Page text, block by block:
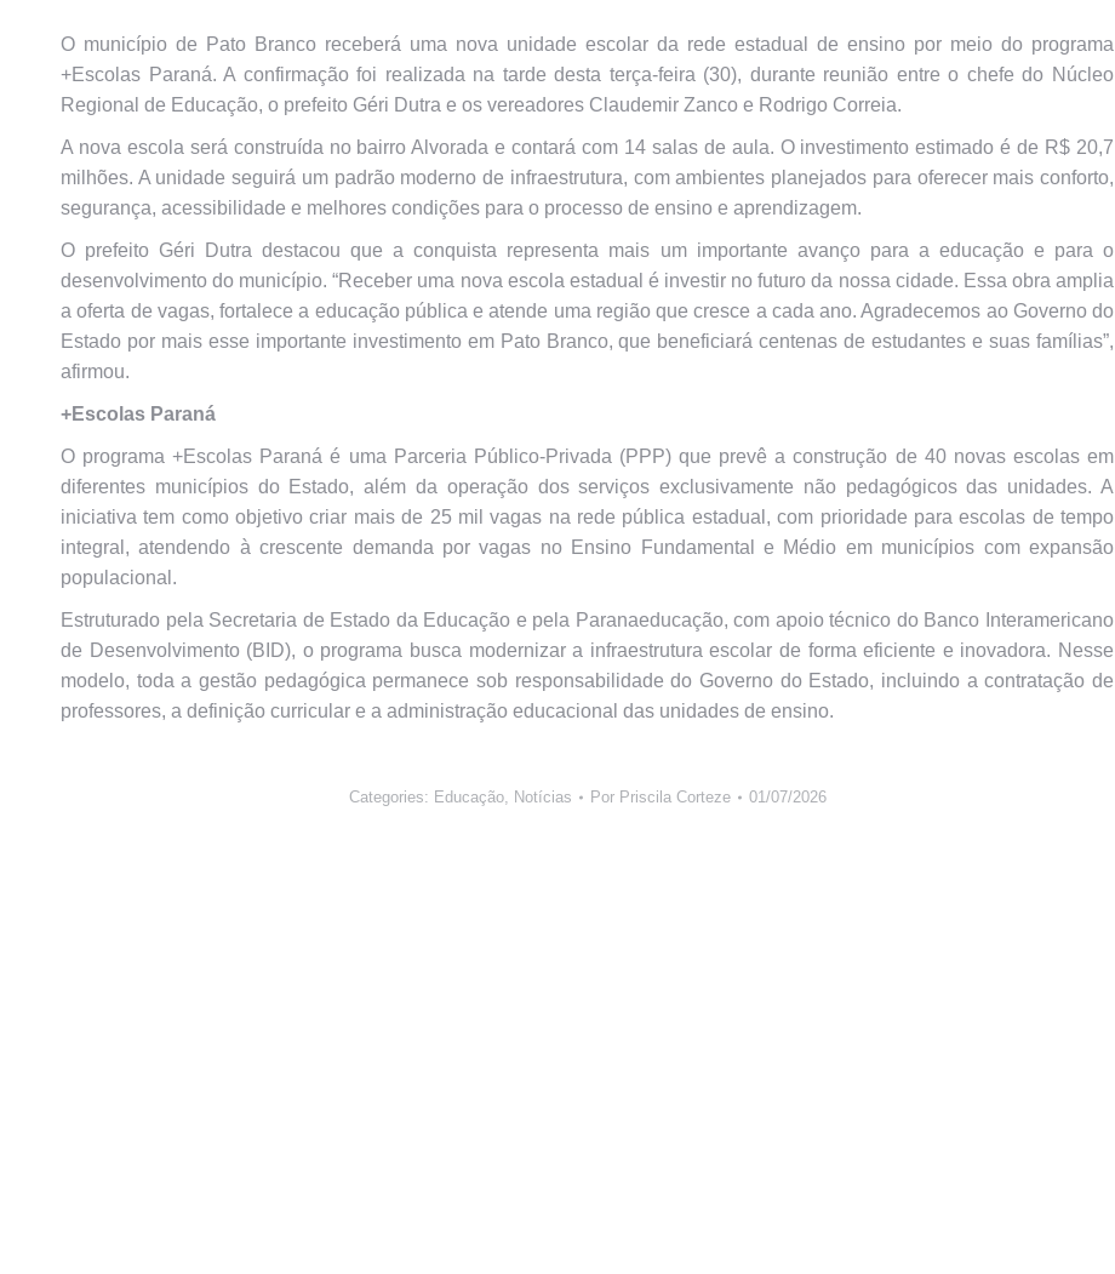
O município de Pato Branco receberá uma nova unidade escolar da rede estadual de ensino por meio do programa
+Escolas Paraná. A confirmação foi realizada na tarde desta terça-feira (30), durante reunião entre o chefe do Núcleo
Regional de Educação, o prefeito Géri Dutra e os vereadores Claudemir Zanco e Rodrigo Correia.
A nova escola será construída no bairro Alvorada e contará com 14 salas de aula. O investimento estimado é de R$ 20,7
milhões. A unidade seguirá um padrão moderno de infraestrutura, com ambientes planejados para oferecer mais conforto,
segurança, acessibilidade e melhores condições para o processo de ensino e aprendizagem.
O prefeito Géri Dutra destacou que a conquista representa mais um importante avanço para a educação e para o
desenvolvimento do município. “Receber uma nova escola estadual é investir no futuro da nossa cidade. Essa obra amplia
a oferta de vagas, fortalece a educação pública e atende uma região que cresce a cada ano. Agradecemos ao Governo do
Estado por mais esse importante investimento em Pato Branco, que beneficiará centenas de estudantes e suas famílias”,
afirmou.
+Escolas Paraná
O programa +Escolas Paraná é uma Parceria Público-Privada (PPP) que prevê a construção de 40 novas escolas em
diferentes municípios do Estado, além da operação dos serviços exclusivamente não pedagógicos das unidades. A
iniciativa tem como objetivo criar mais de 25 mil vagas na rede pública estadual, com prioridade para escolas de tempo
integral, atendendo à crescente demanda por vagas no Ensino Fundamental e Médio em municípios com expansão
populacional.
Estruturado pela Secretaria de Estado da Educação e pela Paranaeducação, com apoio técnico do Banco Interamericano
de Desenvolvimento (BID), o programa busca modernizar a infraestrutura escolar de forma eficiente e inovadora. Nesse
modelo, toda a gestão pedagógica permanece sob responsabilidade do Governo do Estado, incluindo a contratação de
professores, a definição curricular e a administração educacional das unidades de ensino.
Categories: Educação, Notícias Por Priscila Corteze 01/07/2026